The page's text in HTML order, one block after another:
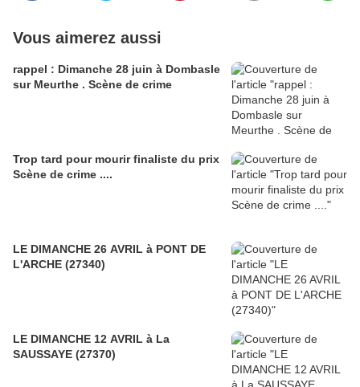
Vous aimerez aussi
rappel : Dimanche 28 juin à Dombasle
sur Meurthe . Scène de crime
Trop tard pour mourir finaliste du prix
Scène de crime ....
LE DIMANCHE 26 AVRIL à PONT DE
L'ARCHE (27340)
LE DIMANCHE 12 AVRIL à La
SAUSSAYE (27370)